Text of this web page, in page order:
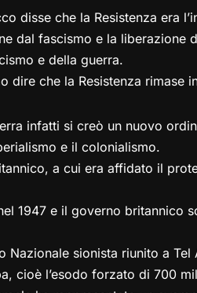
disse che la Resistenza era
dal fascismo e la liberazione
e della guerra.
dire che la Resistenza rimase
infatti si creò un nuovo
e il colonialismo.
a cui era affidato il
1947 e il governo britannico
Nazionale sionista riunito a
cioè l’esodo forzato di 700